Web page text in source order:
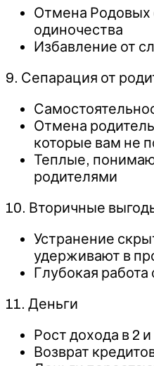
Отмена Родовых
одиночества
Избавление от
9. Сепарация от
Отмена
которые вам не
Теплые,
родителями
10. Вторичные
Устранение
удерживают в
Глубокая
11. Деньги
Рост дохода в 2
Возврат